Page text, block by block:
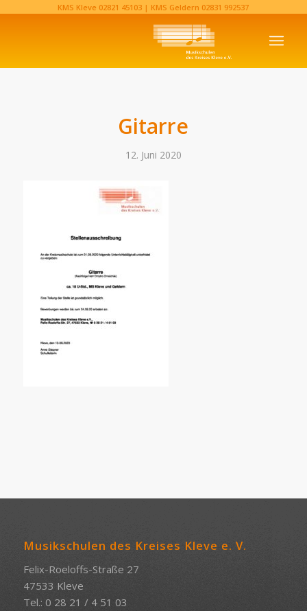
KMS Kleve 02821 45103‬ | KMS Geldern 02831 992537‬
Gitarre
12. Juni 2020
Musikschulen des Kreises Kleve e. V.
Felix-Roeloffs-Straße 27
47533 Kleve
Tel.: 0 28 21 / 4 51 03